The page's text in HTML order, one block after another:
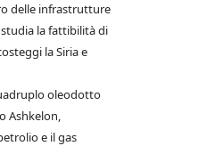
delle infrastrutture
la fattibilità di
la Siria e
oleodotto
Ashkelon,
e il gas